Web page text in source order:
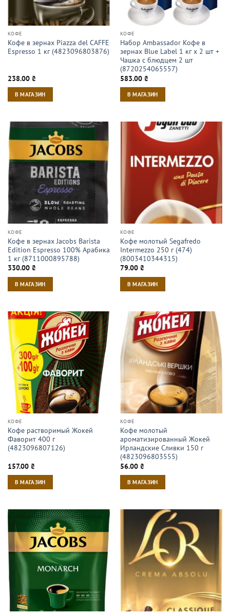
КОФЕ
Кофе в зернах Piazza del CAFFE
Espresso 1 кг (4823096803876)
238.00 ₴
В МАГАЗИН
КОФЕ
Набор Ambassador Кофе в
зернах Blue Label 1 кг х 2 шт +
Чашка с блюдцем 2 шт
(8720254065557)
583.00 ₴
В МАГАЗИН
КОФЕ
Кофе в зернах Jacobs Barista
Edition Espresso 100% Арабика
1 кг (8711000895788)
330.00 ₴
В МАГАЗИН
КОФЕ
Кофе молотый Segafredo
Intermezzo 250 г (474)
(8003410344315)
79.00 ₴
В МАГАЗИН
КОФЕ
Кофе растворимый Жокей
Фаворит 400 г
(4823096807126)
157.00 ₴
В МАГАЗИН
КОФЕ
Кофе молотый
ароматизированный Жокей
Ирландские Сливки 150 г
(4823096803555)
56.00 ₴
В МАГАЗИН